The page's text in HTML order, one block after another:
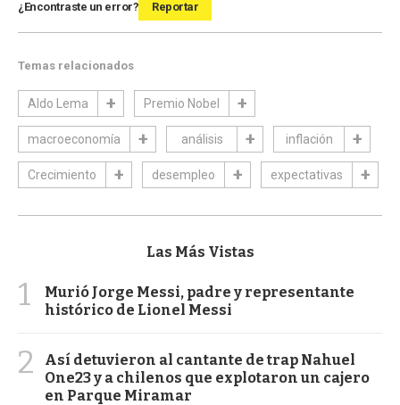
¿Encontraste un error? Reportar
Temas relacionados
Aldo Lema Premio Nobel
macroeconomía análisis inflación
Crecimiento desempleo expectativas
Las Más Vistas
1
Murió Jorge Messi, padre y representante
histórico de Lionel Messi
2
Así detuvieron al cantante de trap Nahuel
One23 y a chilenos que explotaron un cajero
en Parque Miramar